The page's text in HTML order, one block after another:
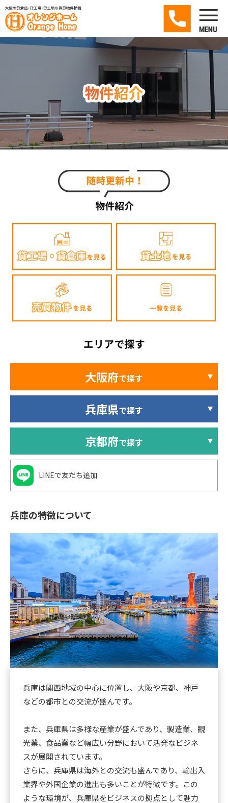
兵庫の特徴について
兵庫は関西地域の中心に位置し、大阪や京都、神戸
などの都市との交流が盛んです。
また、兵庫県は多様な産業が盛んであり、製造業、観
光業、食品業など幅広い分野において活発なビジネ
スが展開されています。
さらに、兵庫県は海外との交流も盛んであり、輸出入
業界や外国企業の進出も多いことが特徴です。この
ような環境が、兵庫県をビジネスの拠点として魅力
大阪府で探す
兵庫県で探す
京都府で探す
LINEで友だち追加